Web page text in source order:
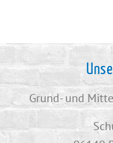
Grund- und